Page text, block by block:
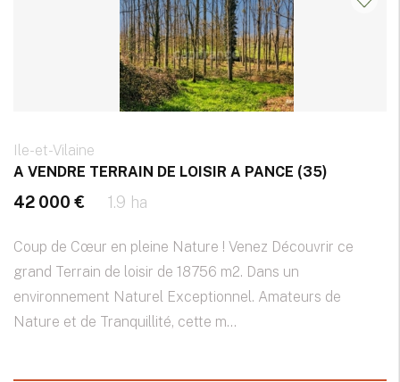
Ile-et-Vilaine
A VENDRE TERRAIN DE LOISIR A PANCE (35)
42 000 € 1.9 ha
Coup de Cœur en pleine Nature ! Venez Découvrir ce
grand Terrain de loisir de 18756 m2. Dans un
environnement Naturel Exceptionnel. Amateurs de
Nature et de Tranquillité, cette m...